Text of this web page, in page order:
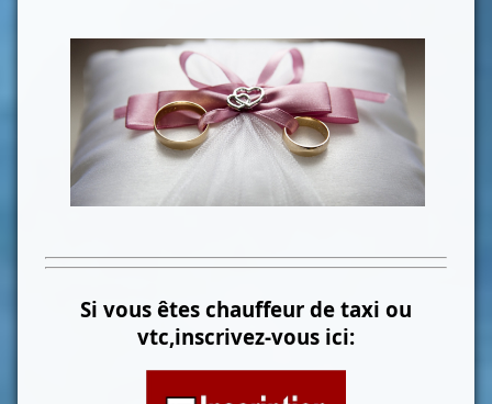
Si vous êtes chauffeur de taxi ou
vtc,inscrivez-vous ici: